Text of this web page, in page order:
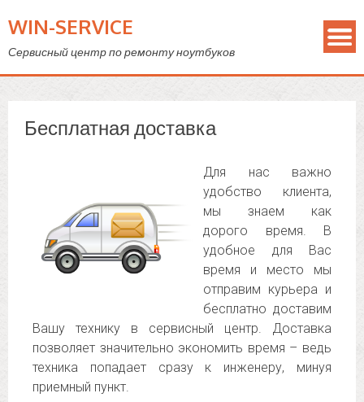
WIN-SERVICE
Сервисный центр по ремонту ноутбуков
Бесплатная доставка
Для нас важно
удобство клиента,
мы знаем как
дорого время. В
удобное для Вас
время и место мы
отправим курьера и
бесплатно доставим
Вашу технику в сервисный центр. Доставка
позволяет значительно экономить время – ведь
техника попадает сразу к инженеру, минуя
приемный пункт.